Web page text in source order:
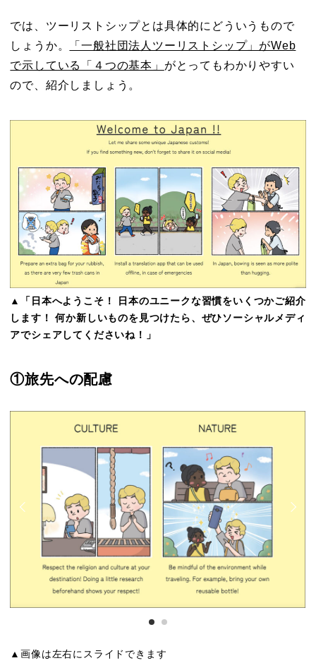
では、ツーリストシップとは具体的にどういうもので
しょうか。
「一般社団法人ツーリストシップ」がWeb
で示している「４つの基本」 がとってもわかりやすい
ので、紹介しましょう。
▲「日本へようこそ！ 日本のユニークな習慣をいくつかご紹介
します！ 何か新しいものを見つけたら、ぜひソーシャルメディ
アでシェアしてくださいね！」
①旅先への配慮
▲画像は左右にスライドできます